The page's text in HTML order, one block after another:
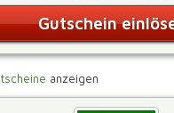
Gutschein
anzeigen